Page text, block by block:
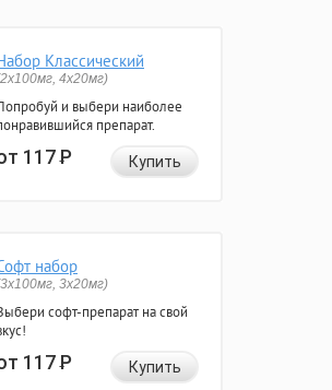
Классический
4x20мг)
и выбери наиболее
препарат.
117Р Купить
набор
3x20мг)
софт-препарат на свой
117Р Купить